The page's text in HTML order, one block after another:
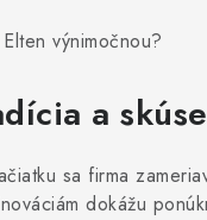
výnimočnou?
a
sa firma
dokážu